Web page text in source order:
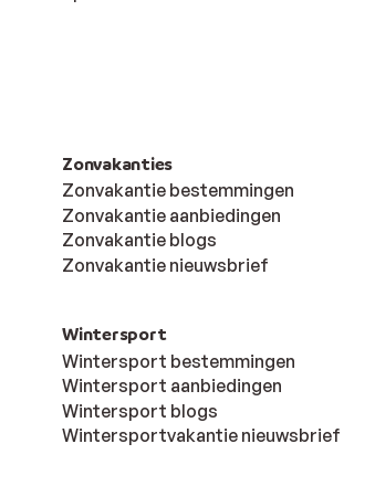
Zonvakanties
Zonvakantie bestemmingen
Zonvakantie aanbiedingen
Zonvakantie blogs
Zonvakantie nieuwsbrief
Wintersport
Wintersport bestemmingen
Wintersport aanbiedingen
Wintersport blogs
Wintersportvakantie nieuwsbrief